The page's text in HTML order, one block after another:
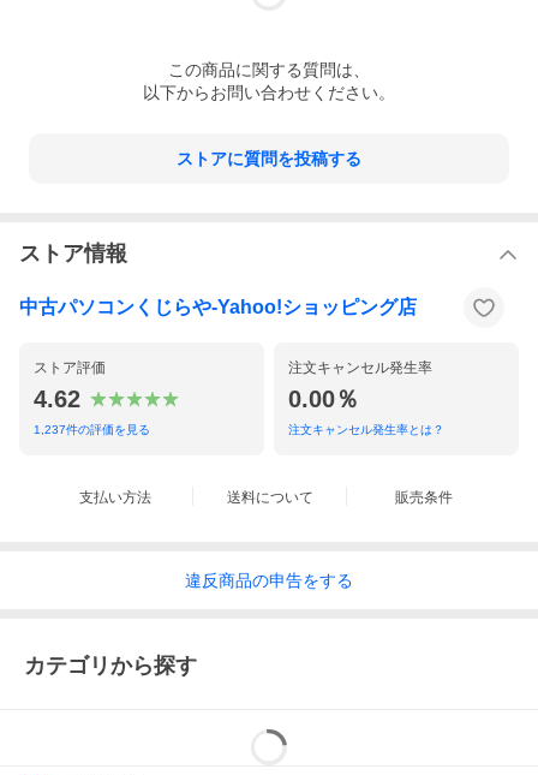
この商品に関する質問は、
以下からお問い合わせください。
ストアに質問を投稿する
ストア情報
中古パソコンくじらや-Yahoo!ショッピング店
ストア評価
4.62
1,237件の評価を見る
注文キャンセル発生率
0.00％
注文キャンセル発生率とは？
支払い方法 送料について 販売条件
違反商品の申告をする
カテゴリから探す